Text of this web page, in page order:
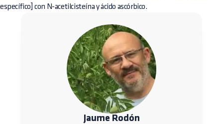
específico] con N-acetilcisteína y ácido ascórbico.
Jaume Rodón